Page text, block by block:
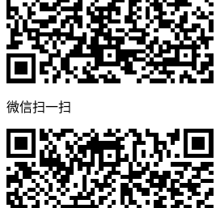
微信扫一扫